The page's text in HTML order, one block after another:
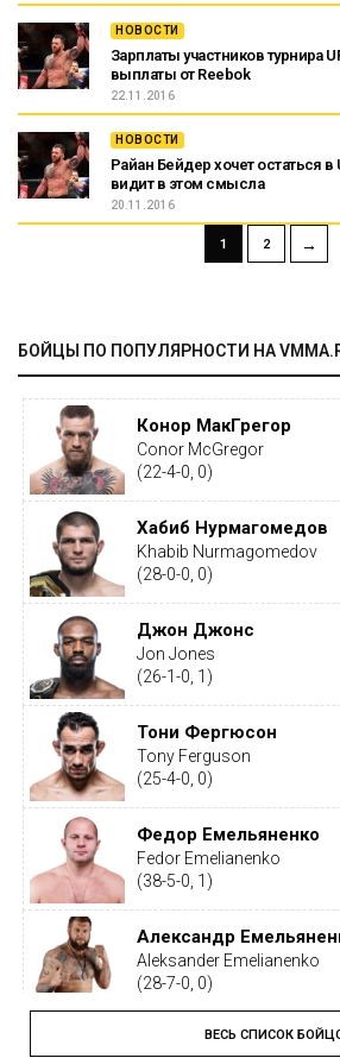
НОВОСТИ
Зарплаты участников турнира
выплаты от Reebok
22.11.2016
НОВОСТИ
Райан Бейдер хочет остаться
видит в этом смысла
20.11.2016
1 2 →
БОЙЦЫ ПО ПОПУЛЯРНОСТИ НА
Конор МакГрегор
Conor McGregor
(22-4-0, 0)
Хабиб Нурмагомедов
Khabib Nurmagomedov
(28-0-0, 0)
Джон Джонс
Jon Jones
(26-1-0, 1)
Тони Фергюсон
Tony Ferguson
(25-4-0, 0)
Федор Емельяненко
Fedor Emelianenko
(38-5-0, 1)
Александр
Aleksander Emelianenko
(28-7-0, 0)
Тайрон Вудли
ВЕСЬ СПИСОК